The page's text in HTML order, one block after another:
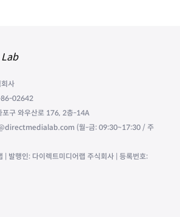
사
86-02642
구 와우산로 176, 2층-14A
(월-금: 09:30~17:30 / 주
| 발행인: 다이렉트미디어랩 주식회사 | 등록번호: